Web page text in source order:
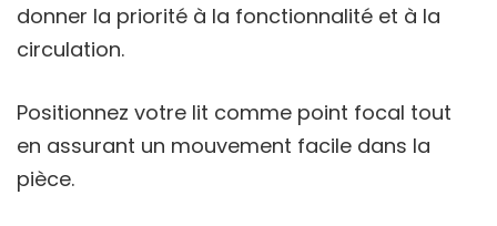
donner la priorité à la fonctionnalité et à la
circulation.
Positionnez votre lit comme point focal tout
en assurant un mouvement facile dans la
pièce.